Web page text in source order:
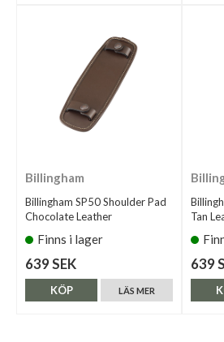
Billingham
Billingham SP50 Shoulder Pad
Chocolate Leather
Finns i lager
639 SEK
LÄS MER
KÖP
Tan
639